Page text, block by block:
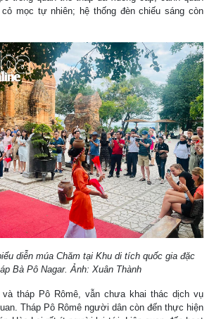
mọc tự nhiên; hệ thống đèn chiếu sáng còn
diễn múa Chăm tại Khu di tích quốc gia đặc
Bà Pô Nagar. Ảnh: Xuân Thành
tháp Pô Rômê, vẫn chưa khai thác dịch vụ
Tháp Pô Rômê người dân còn đến thực hiện